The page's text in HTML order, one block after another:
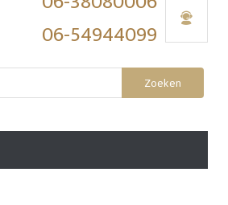
06-54944099
Zoeken